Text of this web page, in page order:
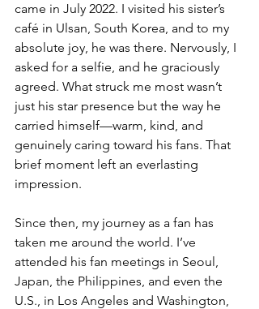
came in July 2022. I visited his sister’s
café in Ulsan, South Korea, and to my
absolute joy, he was there. Nervously, I
asked for a selfie, and he graciously
agreed. What struck me most wasn’t
just his star presence but the way he
carried himself—warm, kind, and
genuinely caring toward his fans. That
brief moment left an everlasting
impression.
Since then, my journey as a fan has
taken me around the world. I’ve
attended his fan meetings in Seoul,
Japan, the Philippines, and even the
U.S., in Los Angeles and Washington,